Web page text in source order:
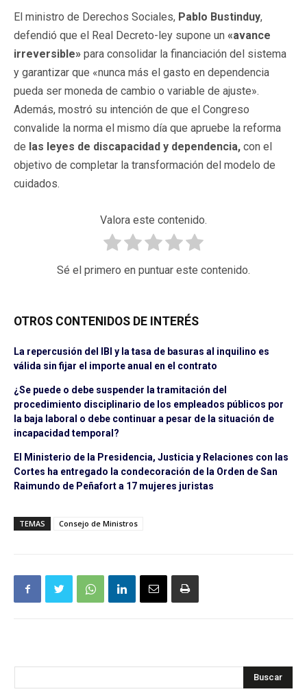
El ministro de Derechos Sociales, Pablo Bustinduy,
defendió que el Real Decreto-ley supone un «avance
irreversible» para consolidar la financiación del sistema
y garantizar que «nunca más el gasto en dependencia
pueda ser moneda de cambio o variable de ajuste».
Además, mostró su intención de que el Congreso
convalide la norma el mismo día que apruebe la reforma
de las leyes de discapacidad y dependencia, con el
objetivo de completar la transformación del modelo de
cuidados.
Valora este contenido.
Sé el primero en puntuar este contenido.
OTROS CONTENIDOS DE INTERÉS
La repercusión del IBI y la tasa de basuras al inquilino es
válida sin fijar el importe anual en el contrato
¿Se puede o debe suspender la tramitación del
procedimiento disciplinario de los empleados públicos por
la baja laboral o debe continuar a pesar de la situación de
incapacidad temporal?
El Ministerio de la Presidencia, Justicia y Relaciones con las
Cortes ha entregado la condecoración de la Orden de San
Raimundo de Peñafort a 17 mujeres juristas
TEMAS Consejo de Ministros
Buscar